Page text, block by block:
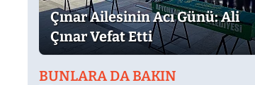
Çınar Ailesinin Acı Günü: Ali
Çınar Vefat Etti
BUNLARA DA BAKIN